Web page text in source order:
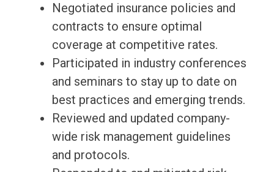
Negotiated insurance policies and
contracts to ensure optimal
coverage at competitive rates.
Participated in industry conferences
and seminars to stay up to date on
best practices and emerging trends.
Reviewed and updated company-
wide risk management guidelines
and protocols.